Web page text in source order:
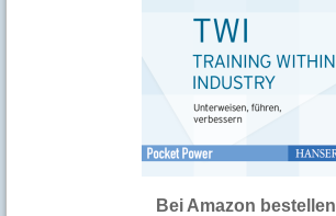
Bei Amazon bestellen